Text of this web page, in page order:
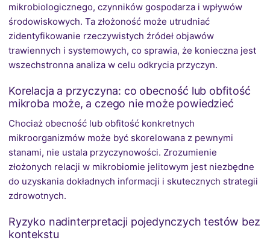
mikrobiologicznego, czynników gospodarza i wpływów
środowiskowych. Ta złożoność może utrudniać
zidentyfikowanie rzeczywistych źródeł objawów
trawiennych i systemowych, co sprawia, że konieczna jest
wszechstronna analiza w celu odkrycia przyczyn.
Korelacja a przyczyna: co obecność lub obfitość
mikroba może, a czego nie może powiedzieć
Chociaż obecność lub obfitość konkretnych
mikroorganizmów może być skorelowana z pewnymi
stanami, nie ustala przyczynowości. Zrozumienie
złożonych relacji w mikrobiomie jelitowym jest niezbędne
do uzyskania dokładnych informacji i skutecznych strategii
zdrowotnych.
Ryzyko nadinterpretacji pojedynczych testów bez
kontekstu